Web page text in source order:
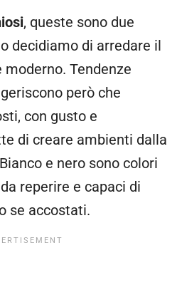
, queste sono due
decidiamo di arredare il
Tendenze
però che
con gusto e
di creare ambienti dalla
e nero sono colori
reperire e capaci di
se accostati.